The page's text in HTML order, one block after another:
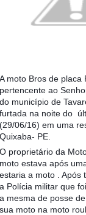
A moto Bros de placa
pertencente ao
do município de
furtada na noite do
(29/06/16) em uma
Quixaba- PE.
O proprietário da
moto estava após
estaria a moto . Após
a Polícia militar que
a mesma de posse
sua moto na moto